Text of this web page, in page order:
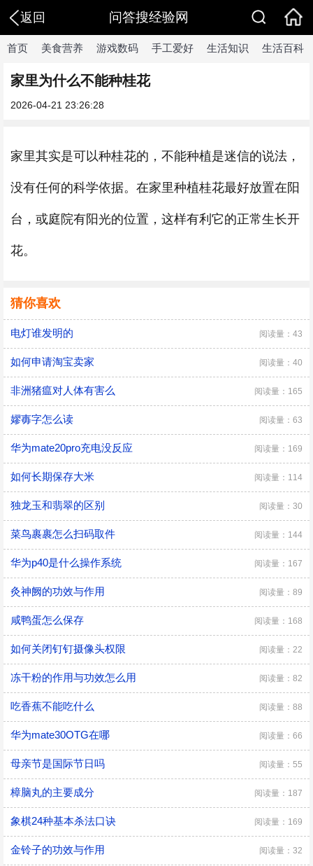
返回 问答搜经验网
首页 美食营养 游戏数码 手工爱好 生活知识 生活百科
家里为什么不能种桂花
2026-04-21 23:26:28
家里其实是可以种桂花的，不能种植是迷信的说法，
没有任何的科学依据。在家里种植桂花最好放置在阳
台，或庭院有阳光的位置，这样有利它的正常生长开
花。
猜你喜欢
电灯谁发明的 阅读量：43
如何申请淘宝卖家 阅读量：40
非洲猪瘟对人体有害么 阅读量：165
嫪毐字怎么读 阅读量：63
华为mate20pro充电没反应 阅读量：169
如何长期保存大米 阅读量：114
独龙玉和翡翠的区别 阅读量：30
菜鸟裹裹怎么扫码取件 阅读量：144
华为p40是什么操作系统 阅读量：167
灸神阙的功效与作用 阅读量：89
咸鸭蛋怎么保存 阅读量：168
如何关闭钉钉摄像头权限 阅读量：22
冻干粉的作用与功效怎么用 阅读量：82
吃香蕉不能吃什么 阅读量：88
华为mate30OTG在哪 阅读量：66
母亲节是国际节日吗 阅读量：55
樟脑丸的主要成分 阅读量：187
象棋24种基本杀法口诀 阅读量：169
金铃子的功效与作用 阅读量：32